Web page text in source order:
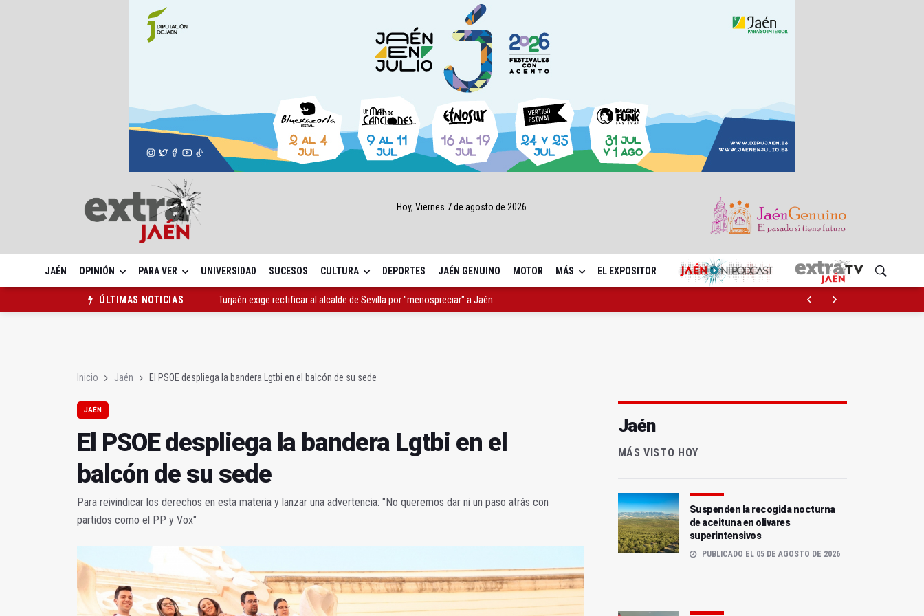
Hoy, Viernes 7 de agosto de 2026
JAÉN OPINIÓN PARA VER UNIVERSIDAD SUCESOS CULTURA DEPORTES JAÉN GENUINO MOTOR MÁS EL EXPOSITOR
ÚLTIMAS NOTICIAS
Turjaén exige rectificar al alcalde de Sevilla por "menospreciar" a Jaén
Inicio Jaén El PSOE despliega la bandera Lgtbi en el balcón de su sede
JAÉN
El PSOE despliega la bandera Lgtbi en el
balcón de su sede
Para reivindicar los derechos en esta materia y lanzar una advertencia: "No queremos dar ni un paso atrás con
partidos como el PP y Vox"
Jaén
MÁS VISTO HOY
Suspenden la recogida nocturna
de aceituna en olivares
superintensivos
PUBLICADO EL 05 DE AGOSTO DE 2026